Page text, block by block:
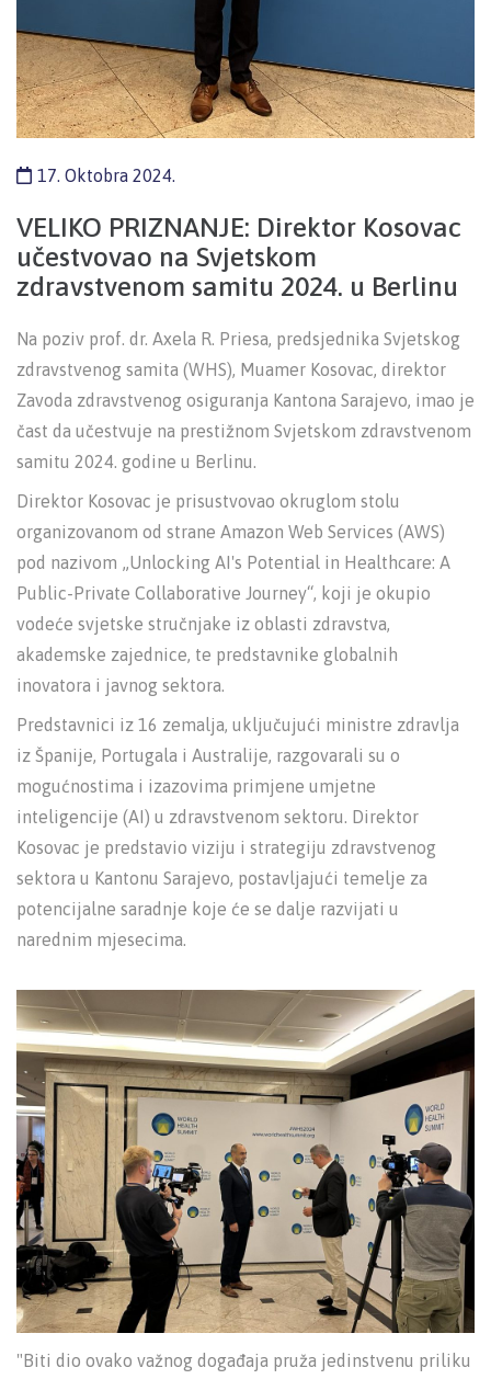
17. Oktobra 2024.
VELIKO PRIZNANJE: Direktor Kosovac
učestvovao na Svjetskom
zdravstvenom samitu 2024. u Berlinu
Na poziv prof. dr. Axela R. Priesa, predsjednika Svjetskog
zdravstvenog samita (WHS), Muamer Kosovac, direktor
Zavoda zdravstvenog osiguranja Kantona Sarajevo, imao je
čast da učestvuje na prestižnom Svjetskom zdravstvenom
samitu 2024. godine u Berlinu.
Direktor Kosovac je prisustvovao okruglom stolu
organizovanom od strane Amazon Web Services (AWS)
pod nazivom „Unlocking AI's Potential in Healthcare: A
Public-Private Collaborative Journey“, koji je okupio
vodeće svjetske stručnjake iz oblasti zdravstva,
akademske zajednice, te predstavnike globalnih
inovatora i javnog sektora.
Predstavnici iz 16 zemalja, uključujući ministre zdravlja
iz Španije, Portugala i Australije, razgovarali su o
mogućnostima i izazovima primjene umjetne
inteligencije (AI) u zdravstvenom sektoru. Direktor
Kosovac je predstavio viziju i strategiju zdravstvenog
sektora u Kantonu Sarajevo, postavljajući temelje za
potencijalne saradnje koje će se dalje razvijati u
narednim mjesecima.
"Biti dio ovako važnog događaja pruža jedinstvenu priliku